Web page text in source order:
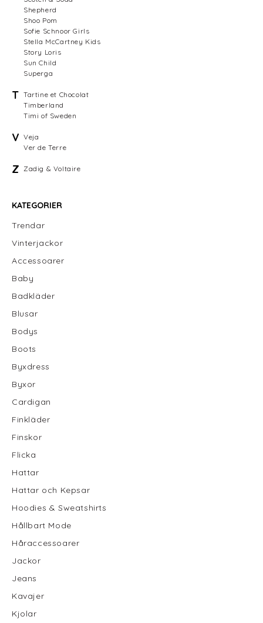
Shepherd
Shoo Pom
Sofie Schnoor Girls
Stella McCartney Kids
Story Loris
Sun Child
Superga
T Tartine et Chocolat
Timberland
Timi of Sweden
V Veja
Ver de Terre
Z Zadig & Voltaire
KATEGORIER
Trendar
Vinterjackor
Accessoarer
Baby
Badkläder
Blusar
Bodys
Boots
Byxdress
Byxor
Cardigan
Finkläder
Finskor
Flicka
Hattar
Hattar och Kepsar
Hoodies & Sweatshirts
Hållbart Mode
Håraccessoarer
Jackor
Jeans
Kavajer
Kjolar